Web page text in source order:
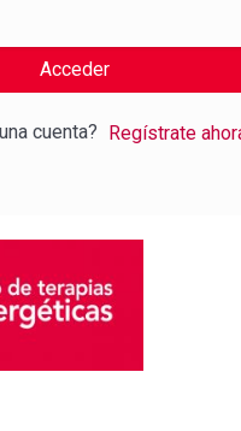
Acceder
cuenta? Regístrate